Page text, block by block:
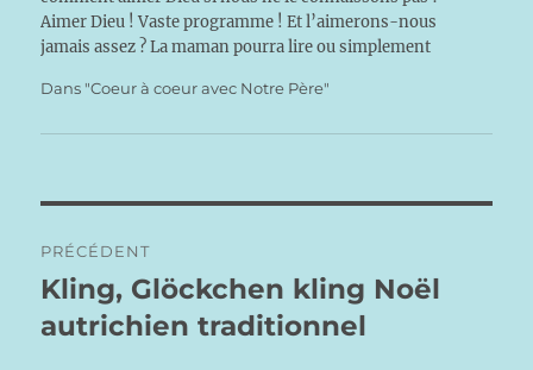
Aimer Dieu ! Vaste programme ! Et l’aimerons-nous
jamais assez ? La maman pourra lire ou simplement
Dans "Coeur à coeur avec Notre Père"
de
l’article
PRÉCÉDENT
Publication
précédente :
Kling, Glöckchen kling Noël
autrichien traditionnel